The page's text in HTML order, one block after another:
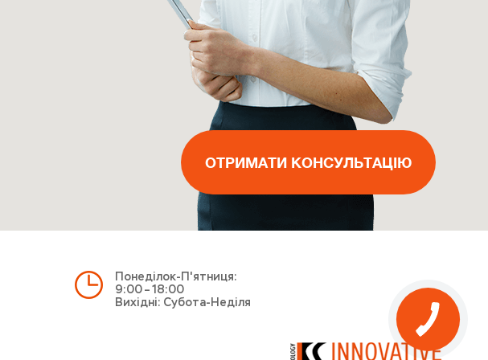
ОТРИМАТИ КОНСУЛЬТАЦІЮ
ВИКЛИКАТИ КУР'ЄРА
ВИКЛИКАТИ МАЙСТРА
ОТРИМАТИ КОНСУЛЬТАЦІЮ
ОТРИМАТИ КОНСУЛЬТАЦІЮ
Понеділок-П'ятниця:
9:00 – 18:00
Вихідні: Субота-Неділя
КНОПКА
ЗВ'ЯЗКУ